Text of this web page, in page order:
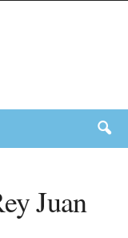
Juan